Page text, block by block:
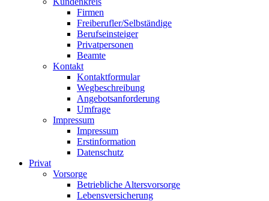
Firmen
Freiberufler/Selbständige
Berufseinsteiger
Privatpersonen
Beamte
Kontakt
Kontaktformular
Wegbeschreibung
Angebotsanforderung
Umfrage
Impressum
Impressum
Erstinformation
Datenschutz
Privat
Vorsorge
Betriebliche Altersvorsorge
Lebensversicherung